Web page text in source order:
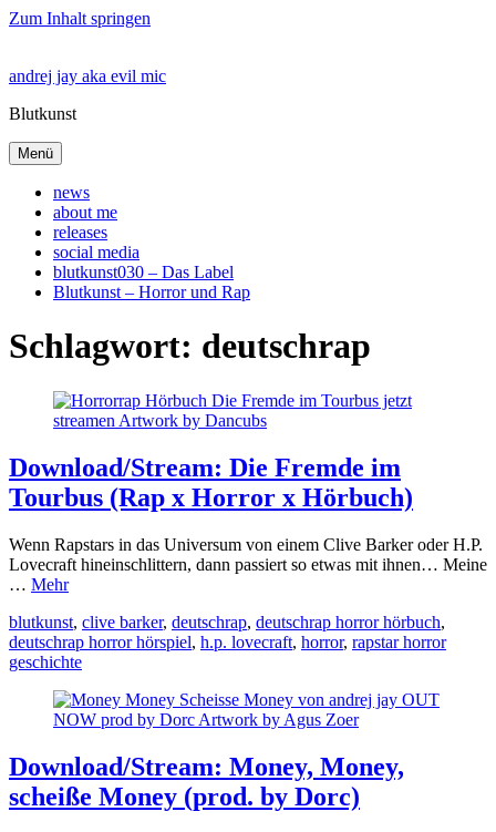
Zum Inhalt springen
andrej jay aka evil mic
Blutkunst
Menü
news
about me
releases
social media
blutkunst030 – Das Label
Blutkunst – Horror und Rap
Schlagwort: deutschrap
Download/Stream: Die Fremde im
Tourbus (Rap x Horror x Hörbuch)
Wenn Rapstars in das Universum von einem Clive Barker oder H.P.
Lovecraft hineinschlittern, dann passiert so etwas mit ihnen… Meine
… Mehr
blutkunst, clive barker, deutschrap, deutschrap horror hörbuch,
deutschrap horror hörspiel, h.p. lovecraft, horror, rapstar horror
geschichte
Download/Stream: Money, Money,
scheiße Money (prod. by Dorc)